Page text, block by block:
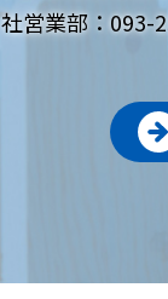
社営業部：093-